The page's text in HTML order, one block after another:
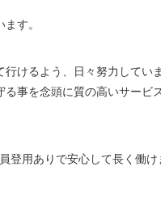
す。
けるよう、日々努力してい
事を念頭に質の高いサービ
登用ありで安心して長く働け